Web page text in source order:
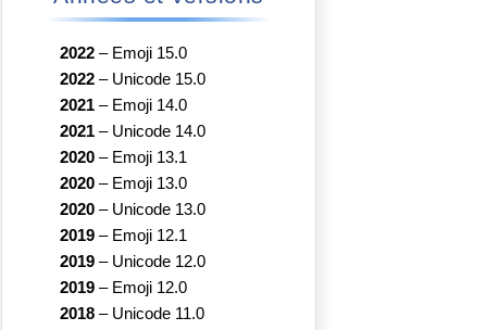
2022 – Emoji 15.0
2022 – Unicode 15.0
2021 – Emoji 14.0
2021 – Unicode 14.0
2020 – Emoji 13.1
2020 – Emoji 13.0
2020 – Unicode 13.0
2019 – Emoji 12.1
2019 – Unicode 12.0
2019 – Emoji 12.0
2018 – Unicode 11.0